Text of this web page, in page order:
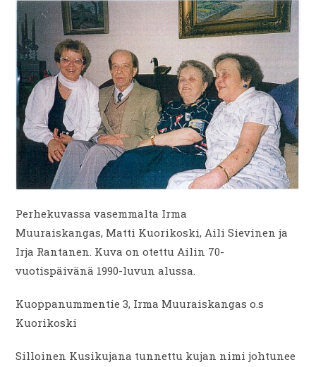
Perhekuvassa vasemmalta Irma
Muuraiskangas, Matti Kuorikoski, Aili Sievinen ja
Irja Rantanen. Kuva on otettu Ailin 70-
vuotispäivänä 1990-luvun alussa.
Kuoppanummentie 3, Irma Muuraiskangas o.s
Kuorikoski
Silloinen Kusikujana tunnettu kujan nimi johtunee